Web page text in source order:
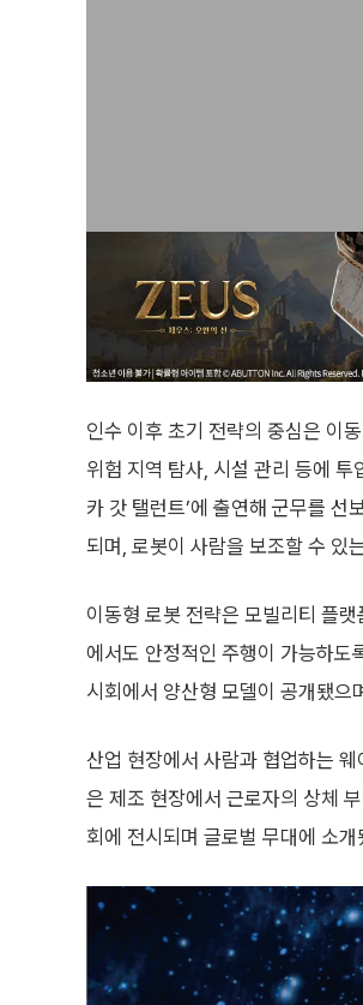
인수 이후 초기 전략의 중심은 이
위험 지역 탐사, 시설 관리 등에
카 갓 탤런트’에 출연해 군무를
되며, 로봇이 사람을 보조할 수 있
이동형 로봇 전략은 모빌리티 플
에서도 안정적인 주행이 가능하도
시회에서 양산형 모델이 공개됐으
산업 현장에서 사람과 협업하는
은 제조 현장에서 근로자의 상체
회에 전시되며 글로벌 무대에 소개